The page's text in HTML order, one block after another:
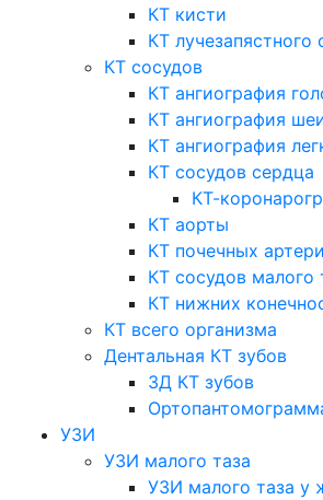
КТ кисти
КТ лучезапястного
КТ сосудов
КТ ангиография
КТ ангиография
КТ ангиография
КТ сосудов сердца
КТ-
КТ аорты
КТ почечных
КТ сосудов малого
КТ нижних
КТ всего организма
Дентальная КТ зубов
3Д КТ зубов
УЗИ
УЗИ малого таза
УЗИ малого таза у